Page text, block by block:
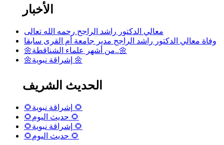
الأخبار
معالي الدكتور راشد الراجح رحمه الله تعالى
وفاة معالي الدكتور راشد الراجح مدير جامعة أم القرى سابقا
🌼من أشهر علماء الشناقطة..🌼
🌼إشراقة نبوية 🌼
الحديث الشريف
🌻إشراقة نبوية 🌻
🌻حديث اليوم 🌻
🌻إشراقة نبوية 🌻
🌻حديث اليوم 🌻